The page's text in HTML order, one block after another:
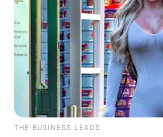
THE BUSINESS LEADS